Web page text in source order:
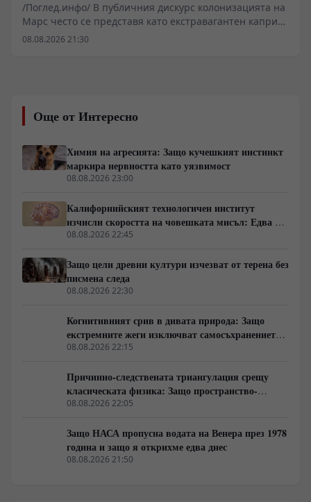
/Поглед.инфо/ В публичния дискурс колонизацията на
Марс често се представя като екстравагантен каприз
на милиардери, докато Луната остава подценяван
непрекъсната външна поддръжка, докато Марс
разполага с елементарни автохтонни суровини за
08.08.2026 21:30
Още от Интересно
Химия на агресията: Защо кучешкият инстинкт
маркира нервността като уязвимост
08.08.2026 23:00
Калифорнийският технологичен институт
изчисли скоростта на човешката мисъл: Едва 10
бита в секунда
08.08.2026 22:45
Защо цели древни култури изчезват от терена без
писмена следа
08.08.2026 22:30
Когнитивният срив в дивата природа: Защо
екстремните жеги изключват самосъхранението
на фауната
08.08.2026 22:15
Причинно-следствената триангулация срещу
класическата физика: Защо пространство-
времето се свива до две измерения
08.08.2026 22:05
Защо НАСА пропусна водата на Венера през 1978
година и защо я открихме едва днес
08.08.2026 21:50